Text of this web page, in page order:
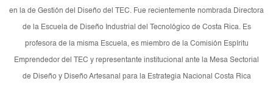
en la de Gestión del Diseño del TEC. Fue recientemente nombrada Directora
de la Escuela de Diseño Industrial del Tecnológico de Costa Rica. Es
profesora de la misma Escuela, es miembro de la Comisión Espíritu
Emprendedor del TEC y representante institucional ante la Mesa Sectorial
de Diseño y Diseño Artesanal para la Estrategia Nacional Costa Rica